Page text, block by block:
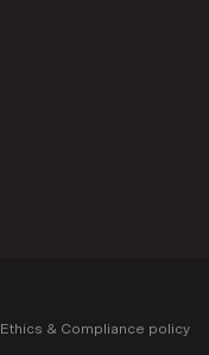
Ethics & Compliance policy